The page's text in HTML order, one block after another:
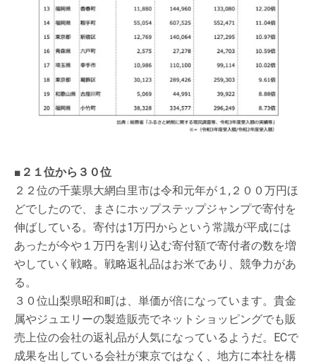
■２１位から３０位
２２位の千葉県大網白里市は令和元年が１,２００万円ほ
どでしたので、まさにホップステップジャンプで寄付を
伸ばしている。寄付は1万円からという常識が平成には
あったが今や１万円を割り込む寄付額で寄付者の数を増
やしていく戦略。戦略返礼品はお米であり、競争力があ
る。
３０位山梨県昭和町は、単価が倍になっています。貴金
属やジュエリーの製造販売でネットショッピングでも販
売上位の会社の返礼品が人気になっているようだ。ECで
成果を出している会社が東京ではなく、地方に本社を構